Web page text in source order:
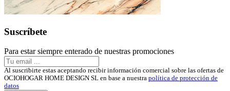
Suscríbete
Para estar siempre enterado de nuestras promociones
Al suscribirte estas aceptando recibir información comercial sobre las ofertas de
OCIOHOGAR HOME DESIGN SL en base a nuestra política de protección de
datos